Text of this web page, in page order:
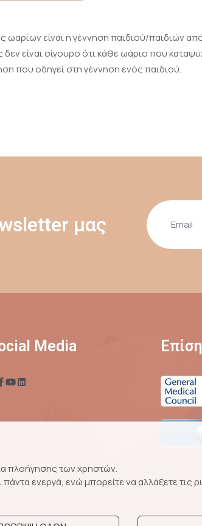
είναι η γέννηση παιδιού/παιδιών
είναι σίγουρο ότι κάθε ωάριο που
που οδηγεί στη γέννηση ενός παιδιού.
μας
Media
πλοήγησης των χρηστών.
πάντα ενεργά, ενώ μπορείτε να αλλάξετε